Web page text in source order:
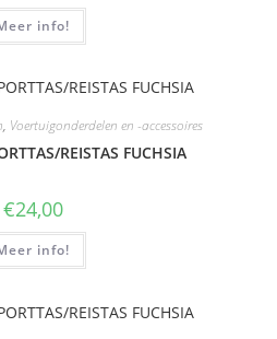
info!
, Voertuigonderdelen en -accessoires
REISTAS FUCHSIA
€24,00
info!